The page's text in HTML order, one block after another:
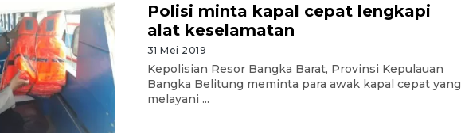
Polisi minta kapal cepat lengkapi
alat keselamatan
31 Mei 2019
Kepolisian Resor Bangka Barat, Provinsi Kepulauan
Bangka Belitung meminta para awak kapal cepat yang
melayani ...